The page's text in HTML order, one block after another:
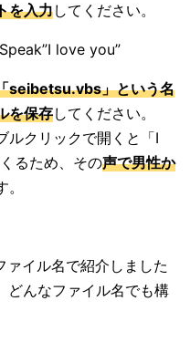
を入力してください。
love you”
seibetsu.vbs」という名
を保存してください。
ルクリックで開くと「I
るため、その声で男性か
イル名で紹介しました
どんなファイル名でも構